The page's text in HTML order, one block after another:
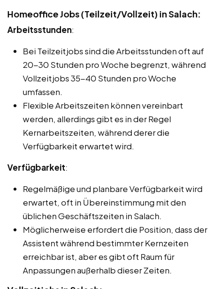
Homeoffice Jobs (Teilzeit/Vollzeit) in Salach:
Arbeitsstunden:
Bei Teilzeitjobs sind die Arbeitsstunden oft auf
20-30 Stunden pro Woche begrenzt, während
Vollzeitjobs 35-40 Stunden pro Woche
umfassen.
Flexible Arbeitszeiten können vereinbart
werden, allerdings gibt es in der Regel
Kernarbeitszeiten, während derer die
Verfügbarkeit erwartet wird.
Verfügbarkeit:
Regelmäßige und planbare Verfügbarkeit wird
erwartet, oft in Übereinstimmung mit den
üblichen Geschäftszeiten in Salach.
Möglicherweise erfordert die Position, dass der
Assistent während bestimmter Kernzeiten
erreichbar ist, aber es gibt oft Raum für
Anpassungen außerhalb dieser Zeiten.